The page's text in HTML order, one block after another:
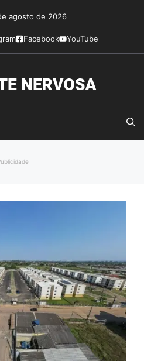
agosto de 2026
Facebook YouTube